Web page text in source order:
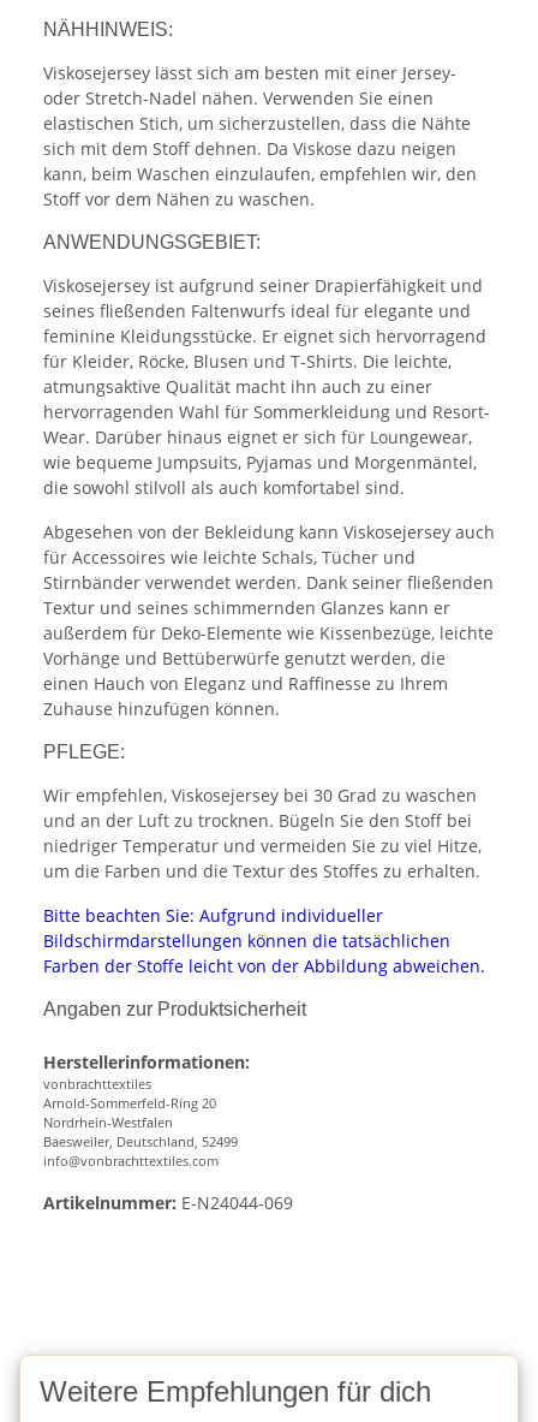
NÄHHINWEIS:
Viskosejersey lässt sich am besten mit einer Jersey-
oder Stretch-Nadel nähen. Verwenden Sie einen
elastischen Stich, um sicherzustellen, dass die Nähte
sich mit dem Stoff dehnen. Da Viskose dazu neigen
kann, beim Waschen einzulaufen, empfehlen wir, den
Stoff vor dem Nähen zu waschen.
ANWENDUNGSGEBIET:
Viskosejersey ist aufgrund seiner Drapierfähigkeit und
seines fließenden Faltenwurfs ideal für elegante und
feminine Kleidungsstücke. Er eignet sich hervorragend
für Kleider, Röcke, Blusen und T-Shirts. Die leichte,
atmungsaktive Qualität macht ihn auch zu einer
hervorragenden Wahl für Sommerkleidung und Resort-
Wear. Darüber hinaus eignet er sich für Loungewear,
wie bequeme Jumpsuits, Pyjamas und Morgenmäntel,
die sowohl stilvoll als auch komfortabel sind.
Abgesehen von der Bekleidung kann Viskosejersey auch
für Accessoires wie leichte Schals, Tücher und
Stirnbänder verwendet werden. Dank seiner fließenden
Textur und seines schimmernden Glanzes kann er
außerdem für Deko-Elemente wie Kissenbezüge, leichte
Vorhänge und Bettüberwürfe genutzt werden, die
einen Hauch von Eleganz und Raffinesse zu Ihrem
Zuhause hinzufügen können.
PFLEGE:
Wir empfehlen, Viskosejersey bei 30 Grad zu waschen
und an der Luft zu trocknen. Bügeln Sie den Stoff bei
niedriger Temperatur und vermeiden Sie zu viel Hitze,
um die Farben und die Textur des Stoffes zu erhalten.
Bitte beachten Sie: Aufgrund individueller
Bildschirmdarstellungen können die tatsächlichen
Farben der Stoffe leicht von der Abbildung abweichen.
Angaben zur Produktsicherheit
Herstellerinformationen:
vonbrachttextiles
Arnold-Sommerfeld-Ring 20
Nordrhein-Westfalen
Baesweiler, Deutschland, 52499
info@vonbrachttextiles.com
Artikelnummer: E-N24044-069
Weitere Empfehlungen für dich